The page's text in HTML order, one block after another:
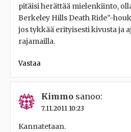
pitäisi herättää mielenkiinto,
Berkeley Hills Death Ride”-
jos tykkää erityisesti kivusta ja
rajamailla.
Vastaa
Kimmo sanoo:
7.11.2011 10:23
Kannatetaan.